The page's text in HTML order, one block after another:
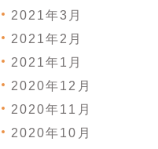
2021年3月
2021年2月
2021年1月
2020年12月
2020年11月
2020年10月